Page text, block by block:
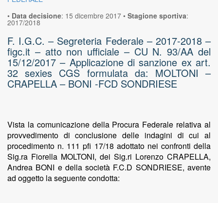
• Data decisione: 15 dicembre 2017 • Stagione sportiva:
2017/2018
F. I.G.C. – Segreteria Federale – 2017-2018 –
figc.it – atto non ufficiale – CU N. 93/AA del
15/12/2017 – Applicazione di sanzione ex art.
32 sexies CGS formulata da: MOLTONI –
CRAPELLA – BONI -FCD SONDRIESE
Vista la comunicazione della Procura Federale relativa al
provvedimento di conclusione delle indagini di cui al
procedimento n. 111 pfi 17/18 adottato nei confronti della
Sig.ra Fiorella MOLTONI, dei Sig.ri Lorenzo CRAPELLA,
Andrea BONI e della società F.C.D SONDRIESE, avente
ad oggetto la seguente condotta: